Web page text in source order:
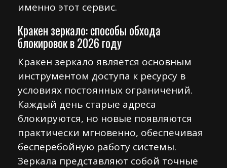
именно этот сервис.
Кракен зеркало: способы обхода
блокировок в 2026 году
Кракен зеркало является основным
инструментом доступа к ресурсу в
условиях постоянных ограничений.
Каждый день старые адреса
блокируются, но новые появляются
практически мгновенно, обеспечивая
бесперебойную работу системы.
Зеркала представляют собой точные